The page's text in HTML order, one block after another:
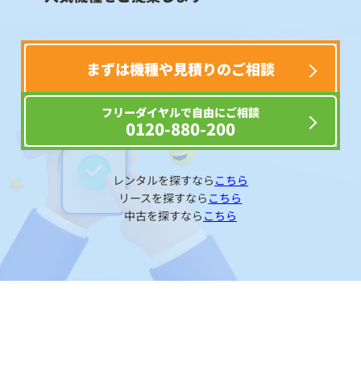
まずは機種や見積りのご相談
フリーダイヤルで自由にご相談
0120-880-200
レンタルを探すなら こちら
リースを探すなら こちら
中古を探すなら こちら